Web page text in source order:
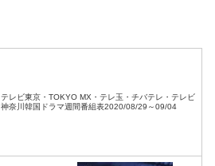
テレビ東京・TOKYO MX・テレ玉・チバテレ・テレビ
神奈川韓国ドラマ週間番組表2020/08/29～09/04